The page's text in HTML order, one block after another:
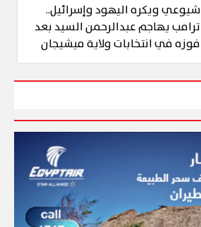
شيوعي ويكره اليهود وإسرائيل..
ترامب يهاجم عبدالرحمن السيد بعد
فوزه في انتخابات ولاية ميشيجان